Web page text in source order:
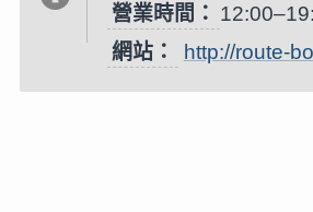
營業時間：
網站：
http://route-